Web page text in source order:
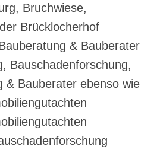
Bruchwiese,
Brücklocherhof
& Bauberater
Bauschadenforschung,
& Bauberater ebenso wie